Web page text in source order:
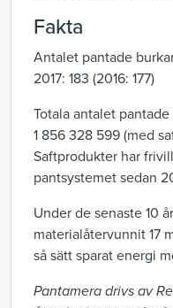
Fakta
Antalet pantade
2017: 183 (2016: 177)
Totala antalet
1 856 328 599 (med
Saftprodukter har
pantsystemet sedan
Under de senaste 10
materialåtervunnit 17
så sätt sparat energi
Pantamera drivs av